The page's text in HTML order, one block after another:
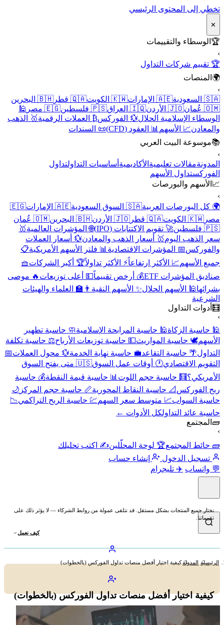
تخطي إلى المحتوى الرئيسي
✕
🏆 الوسطاء والتقييمات
›
🏆 تقييم شركات التداول
🌍 المنصات
›
🇸🇦 السعودية
🇦🇪 الإمارات 🇰🇼 الكويت 🇶🇦 قطر
🇧🇭 البحرين
🇴🇲 عُمان
🇯🇴 الأردن 🇮🇶 العراق 🇵🇸 فلسطين 🇪🇬 مصر
🕌
الوسطاء الإسلامية الحلال💱 الفوركس₿ العملات الرقمية🥇 الذهب
والمعادن📈 الأسهم 📊 العقود (CFD)
📜 السندات
📚موسوعة البيت العربي
›
المدونةمقالات تعليمية الأكاديمية أساسيات التداولتداول
الفوركستداول الأسهم
📈 الأسهم والبورصات
›
🌍 كل البورصات العربية🇸🇦 السوق السعودية 🇦🇪 الإمارات
🇪🇬
مصر 🇰🇼 الكويت 🇶🇦 قطر 🇯🇴 الأردن 🇧🇭 البحرين
🇴🇲 عُمان
🇵🇸 فلسطين
🚀 تقويم الاكتتابات (IPO) 🌐 المؤشرات العالمية🥇
سعر الذهب اليوم🥇 أسعار الذهب والمعادن💱 أسعار العملات
والفوركس📅 المؤشرات الاقتصادية 📊 فلتر الأسهم الأمريكية📋
جميع الأسهم📈 الأكثر ارتفاعاً⚡ الأكثر تداولاً🏆 أكبر الشركات🧺
صناديق المؤشرات ETF
💰 أرخص تقييماً💵 أعلى توزيعات 🔥 موصى
بشرائها🕌 الأسهم الحلال✨ الأسهم النقية 👨‍🏫 العلماء والهيئات
الشرعية
🧮 أدوات التداول
›
🕌 حاسبة الزكاة🕌 حاسبة المرابحة الإسلامية🧼 حاسبة تطهير
الأسهم🕊️ حاسبة المواريث💵 حاسبة توزيعات الأرباح⚖️ حاسبة تكلفة
التداول🌴 حاسبة التقاعد💼 حاسبة نهاية الخدمة💱 محول العملات📅
التقويم الاقتصادي🕐 أوقات عمل السوق
🇺🇸 متى يفتح السوق
الأمريكي؟🧮 حاسبة حجم اللوت 📊 حاسبة قيمة النقطة💰 حاسبة
ربح الفوركس 📐 حاسبة النقاط المحورية📏 حاسبة حجم المركز 🌙
حاسبة السواب📈 متوسط سعر السهم💹 حاسبة الربح التراكمي📉
حاسبة عائد التداولكل الأدوات ←
🧱 المجتمع
›
🧱 حائط المجتمع🏆 لوحة المحلّلين✍️ اكتب تحليلك
تسجيل الدخول
إنشاء حساب
💬 واتساب ✈️ تليجرام
نختار جميع المنتجات بشكل مستقل. قد نتلقى عمولة من روابط الشركاء — لا يؤثر ذلك على
تقييماتنا.
كيف نعمل
الرئيسية المدونةكيفية اختيار أفضل منصات تداول الفوركس (بالخطوات)
كيفية اختيار أفضل منصات تداول الفوركس (بالخطوات)